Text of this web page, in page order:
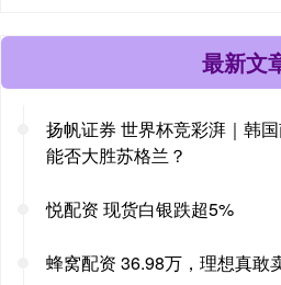
最新文
扬帆证券 世界杯竞彩湃｜韩
能否大胜苏格兰？
悦配资 现货白银跌超5%
蜂窝配资 36.98万，理想真敢